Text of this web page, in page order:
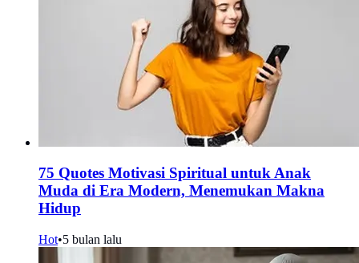
75 Quotes Motivasi Spiritual untuk Anak
Muda di Era Modern, Menemukan Makna
Hidup
Hot•5 bulan lalu